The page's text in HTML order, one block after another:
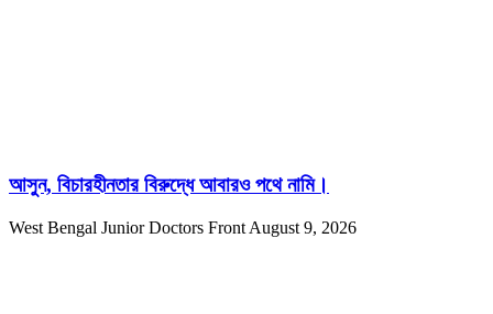
আসুন, বিচারহীনতার বিরুদ্ধে আবারও পথে নামি।
West Bengal Junior Doctors Front August 9, 2026